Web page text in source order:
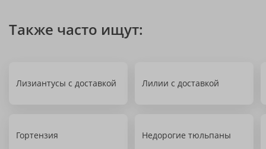
Также часто ищут:
Лизиантусы с доставкой Лилии с доставкой
Гортензия Недорогие тюльпаны